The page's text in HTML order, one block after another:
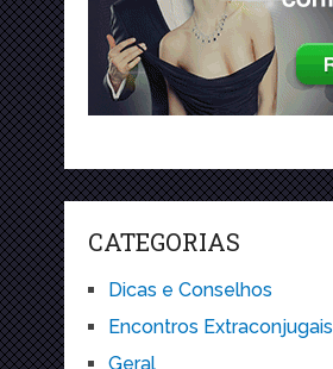
CATEGORIAS
Dicas e Conselhos
Encontros Extraconjugais
Geral